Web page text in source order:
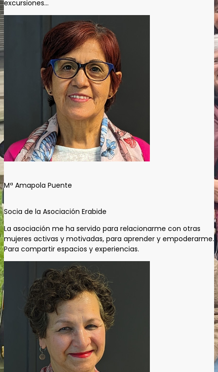
excursiones…
Mª Amapola Puente
Socia de la Asociación Erabide
La asociación me ha servido para relacionarme con otras
mujeres activas y motivadas, para aprender y empoderarme.
Para compartir espacios y experiencias.